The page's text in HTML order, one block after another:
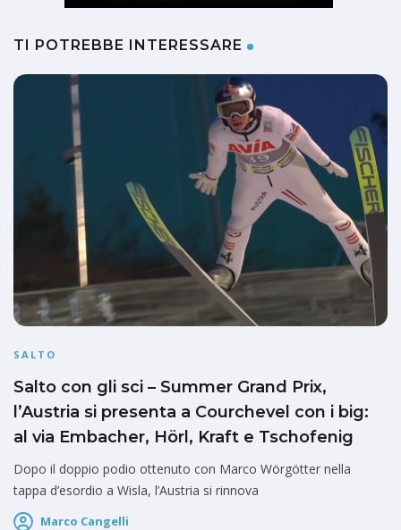
TI POTREBBE INTERESSARE
SALTO
Salto con gli sci – Summer Grand Prix,
l’Austria si presenta a Courchevel con i big:
al via Embacher, Hörl, Kraft e Tschofenig
Dopo il doppio podio ottenuto con Marco Wörgötter nella
tappa d’esordio a Wisla, l’Austria si rinnova
Marco Cangelli